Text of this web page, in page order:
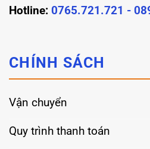
Hotline: 0765.721.721 -
CHÍNH SÁCH
Vận chuyển
Quy trình thanh toán